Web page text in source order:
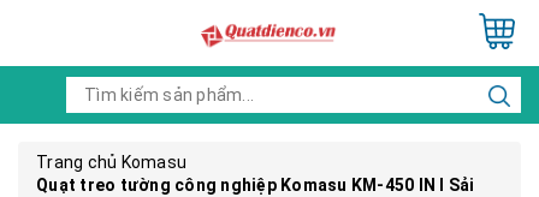
Trang chủ Komasu
Quạt treo tường công nghiệp Komasu KM-450 IN I Sải